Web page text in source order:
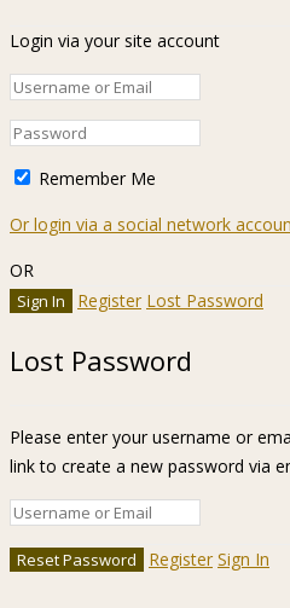
Login via your site account
Remember Me
Or login via a social network
OR
Register Lost Password
Lost Password
Please enter your username or
link to create a new password via
Register Sign In